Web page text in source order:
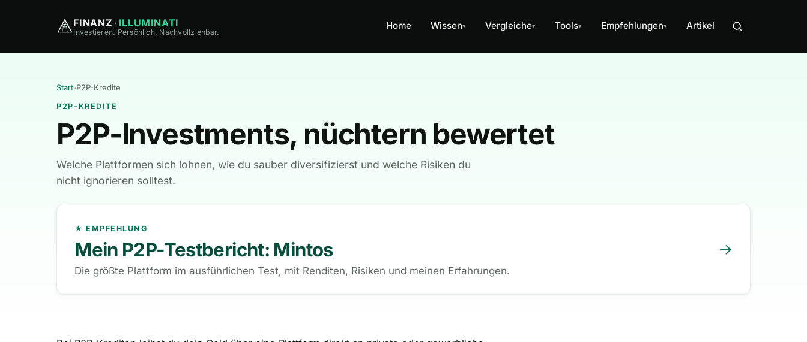
FINANZ · ILLUMINATI
Investieren. Persönlich. Nachvollziehbar.
Home Wissen▾ Vergleiche▾ Tools▾ Empfehlungen▾ Artikel
Start›P2P-Kredite
P2P-KREDITE
P2P-Investments, nüchtern bewertet
Welche Plattformen sich lohnen, wie du sauber diversifizierst und welche Risiken du
nicht ignorieren solltest.
★ EMPFEHLUNG
Mein P2P-Testbericht: Mintos
Die größte Plattform im ausführlichen Test, mit Renditen, Risiken und meinen Erfahrungen.
→